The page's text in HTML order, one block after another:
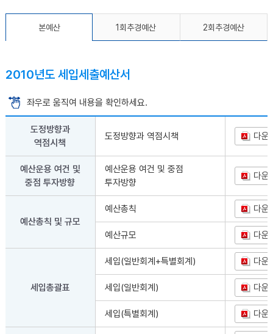
본예산 1회추경예산 2회추경예산
2010년도 세입세출예산서
좌우로 움직여 내용을 확인하세요.
도정방향과
역점시책
도정방향과 역점시책 다운
예산운용 여건 및
중점 투자방향
예산운용 여건 및 중점
투자방향
다운
예산총칙 및 규모
예산총칙 다운
예산규모 다운
세입총괄표
세입(일반회계+특별회계) 다운
세입(일반회계) 다운
세입(특별회계) 다운